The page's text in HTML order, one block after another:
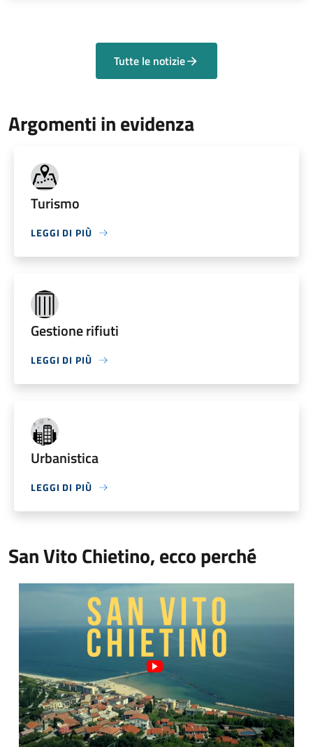
Tutte le notizie
Argomenti in evidenza
Turismo
LEGGI DI PIÙ
Gestione rifiuti
LEGGI DI PIÙ
Urbanistica
LEGGI DI PIÙ
San Vito Chietino, ecco perché
Video Comune di San Vito Chietino